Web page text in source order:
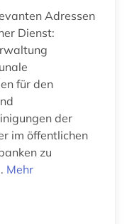
(6)
bürgerliches gesetzbuch <br /> (1)
Adressen
Dienst:
im öffentlichen
Mehr